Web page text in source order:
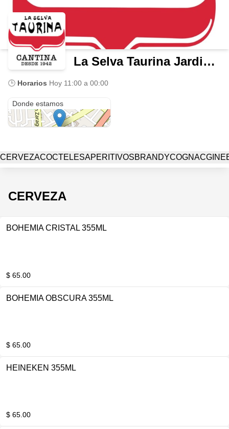
La Selva Taurina Jardines de la Hacienda
🕒 Horarios Hoy 11:00 a 00:00
Donde estamos
CERVEZACOCTELESAPERITIVOSBRANDYCOGNAC
CERVEZA
BOHEMIA CRISTAL 355ML
$ 65.00
BOHEMIA OBSCURA 355ML
$ 65.00
HEINEKEN 355ML
$ 65.00